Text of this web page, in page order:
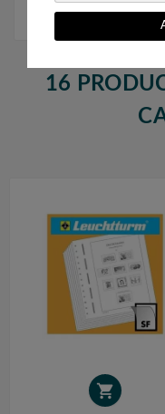
Edifil 'Europa 1988/
16
